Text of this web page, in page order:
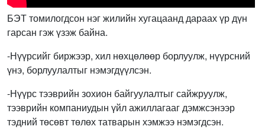
БЭТ томилогдсон нэг жилийн хугацаанд дараах үр дүн
гарсан гэж үзэж байна.
-Нүүрсийг биржээр, хил нөхцөлөөр борлуулж, нүүрсний
үнэ, борлуулалтыг нэмэгдүүлсэн.
-Нүүрс тээврийн зохион байгуулалтыг сайжруулж,
тээврийн компаниудын үйл ажиллагааг дэмжсэнээр
тэдний төсөвт төлөх татварын хэмжээ нэмэгдсэн.